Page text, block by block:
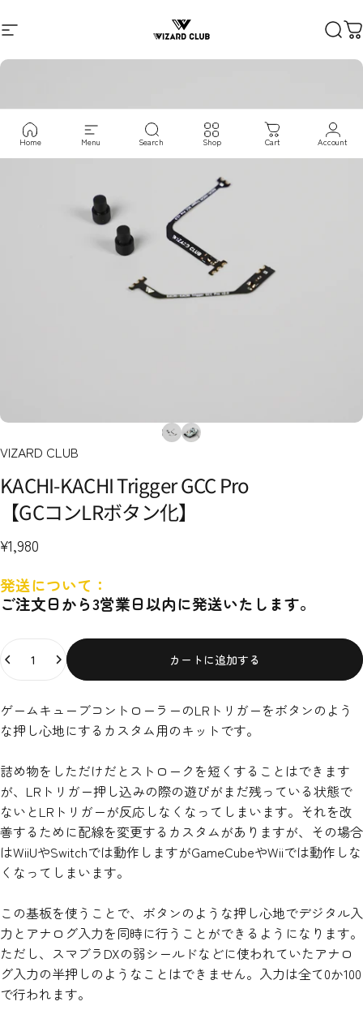
サイトナビゲーション
VIZARD CLUB 検索
Home Menu Search Shop Cart Account
VIZARD CLUB
KACHI-KACHITriggerGCCPro
【GCコンLRボタン化】
¥1,980
発送について：
ご注文日から3営業日以内に発送いたします。
カートに追加する
ゲームキューブコントローラーのLRトリガーをボタンのよう
な押し心地にするカスタム用のキットです。
詰め物をしただけだとストロークを短くすることはできます
が、LRトリガー押し込みの際の遊びがまだ残っている状態で
ないとLRトリガーが反応しなくなってしまいます。それを改
善するために配線を変更するカスタムがありますが、その場合
はWiiUやSwitchでは動作しますがGameCubeやWiiでは動作しな
くなってしまいます。
この基板を使うことで、ボタンのような押し心地でデジタル入
力とアナログ入力を同時に行うことができるようになります。
ただし、スマブラDXの弱シールドなどに使われていたアナロ
グ入力の半押しのようなことはできません。入力は全て0か100
で行われます。